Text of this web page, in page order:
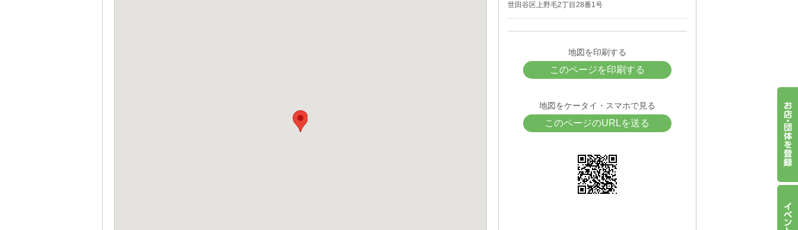
世田谷区上野毛2丁目28番1号
地図を印刷する
このページを印刷する
地図をケータイ・スマホで見る
このページのURLを送る